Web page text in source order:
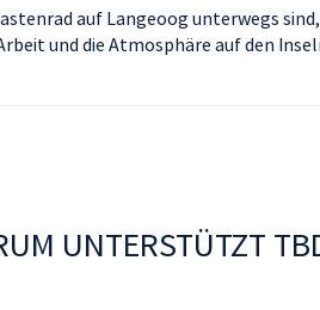
auf Langeoog unterwegs sind,
und die Atmosphäre auf den
UNTERSTÜTZT